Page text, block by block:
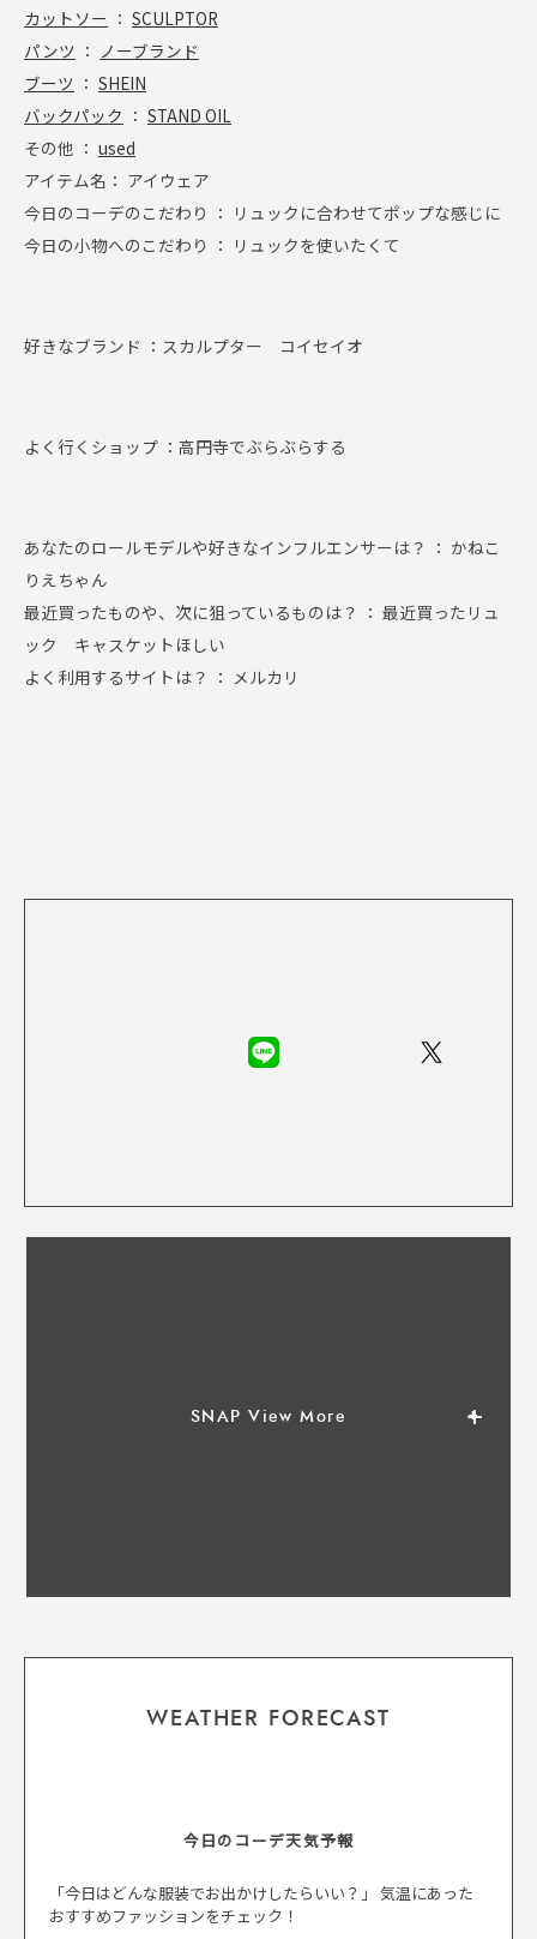
カットソー ： SCULPTOR
パンツ ： ノーブランド
ブーツ ： SHEIN
バックパック ： STAND OIL
その他 ： used
アイテム名： アイウェア
今日のコーデのこだわり ： リュックに合わせてポップな感じに
今日の小物へのこだわり ： リュックを使いたくて
好きなブランド ： スカルプター コイセイオ
よく行くショップ ： 高円寺でぶらぶらする
あなたのロールモデルや好きなインフルエンサーは？ ： かねこ
りえちゃん
最近買ったものや、次に狙っているものは？ ： 最近買ったリュ
ック キャスケットほしい
よく利用するサイトは？ ： メルカリ
SNAP View More
WEATHER FORECAST
今日のコーデ天気予報
「今日はどんな服装でお出かけしたらいい？」 気温にあった
おすすめファッションをチェック！